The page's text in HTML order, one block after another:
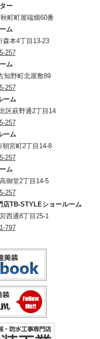
ー
町町屋端畑60番
ム
本4丁目13-23
257
ム
知野町北屋敷89
257
ーム
区萩野通2丁目14
257
ーム
朝宮町2丁目14-8
257
ム
御堂2丁目14-5
257
店TB-STYLEショールーム
西通8丁目25-1
797